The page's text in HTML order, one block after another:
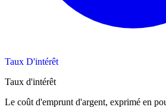
Taux D'intérêt
Taux d'intérêt
Le coût d'emprunt d'argent, exprimé en